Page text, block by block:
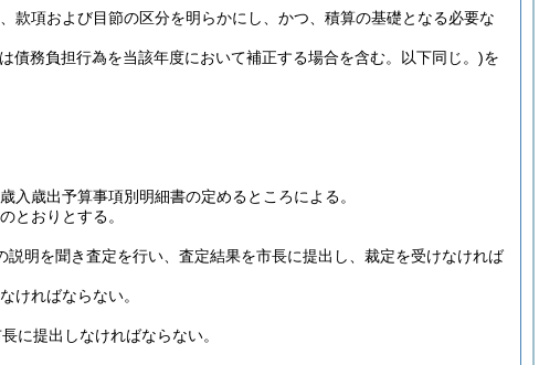
款項および目節の区分を明らかにし、かつ、積算の基礎となる必要な
債務負担行為を当該年度において補正する場合を含む。以下同じ。)を
歳出予算事項別明細書の定めるところによる。
とおりとする。
明を聞き査定を行い、査定結果を市長に提出し、裁定を受けなければ
ければならない。
に提出しなければならない。